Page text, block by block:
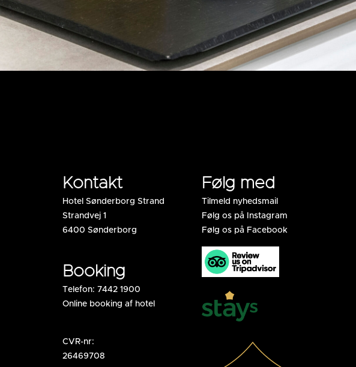
Kontakt
Hotel Sønderborg Strand
Strandvej 1
6400 Sønderborg
Booking
Telefon: 7442 1900
Online booking af hotel
CVR-nr:
26469708
Følg med
Tilmeld nyhedsmail
Følg os på Instagram
Følg os på Facebook